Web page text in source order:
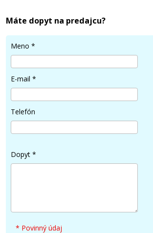
Máte dopyt na predajcu?
Meno *
E-mail *
Telefón
Dopyt *
* Povinný údaj